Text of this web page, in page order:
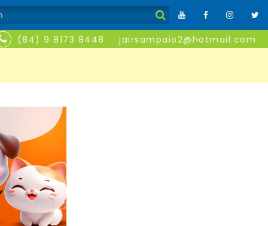
(84) 9 8173 8448 jairsampaio2@hotmail.com